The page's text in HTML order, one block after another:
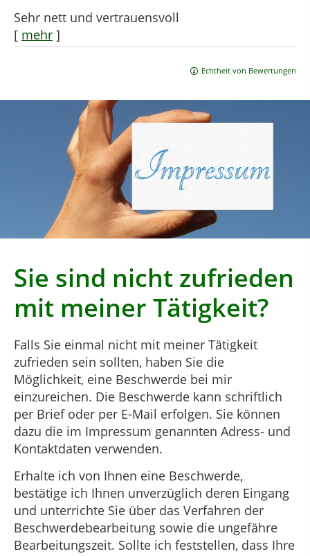
Sehr nett und vertrauensvoll
[ mehr ]
Echtheit von Bewertungen
Sie sind nicht zufrieden
mit meiner Tätigkeit?
Falls Sie einmal nicht mit meiner Tätigkeit
zufrieden sein sollten, haben Sie die
Möglichkeit, eine Beschwerde bei mir
einzureichen. Die Beschwerde kann schriftlich
per Brief oder per E-Mail erfolgen. Sie können
dazu die im Impressum genannten Adress- und
Kontaktdaten verwenden.
Erhalte ich von Ihnen eine Beschwerde,
bestätige ich Ihnen unverzüglich deren Eingang
und unterrichte Sie über das Verfahren der
Beschwerdebearbeitung sowie die ungefähre
Bearbeitungszeit. Sollte ich feststellen, dass Ihre